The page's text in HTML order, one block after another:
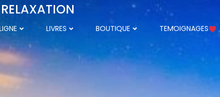
LIVRES BOUTIQUE TEMOIGNAGES